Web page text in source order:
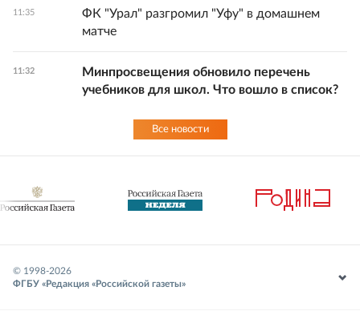
11:35
ФК "Урал" разгромил "Уфу" в домашнем
матче
11:32
Минпросвещения обновило перечень
учебников для школ. Что вошло в список?
Все новости
© 1998-2026
ФГБУ «Редакция «Российской газеты»